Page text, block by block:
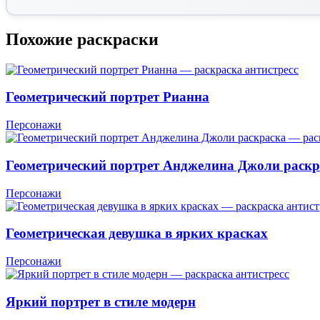
Похожие раскраски
Геометрический портрет Рианна
Персонажи
Геометрический портрет Анджелина Джоли
Персонажи
Геометрическая девушка в ярких красках
Персонажи
Яркий портрет в стиле модерн